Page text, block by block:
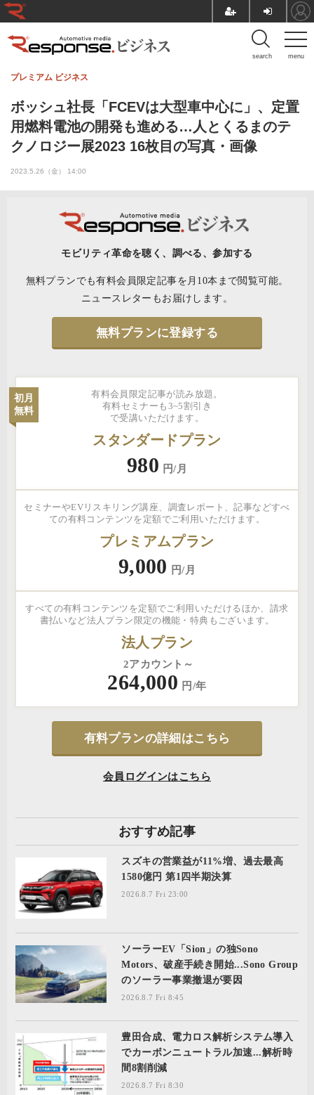
menu
search
ボッシュ社長「FCEVは大型車中心に」、定置
用燃料電池の開発も進める…人とくるまのテ
クノロジー展2023 16枚目の写真・画像
プレミアム ビジネス
2023.5.26（金） 14:00
モビリティ革命を聴く、調べる、参加する
無料プランでも有料会員限定記事を月10本まで閲覧可能。
ニュースレターもお届けします。
無料プランに登録する
有料会員限定記事が読み放題。
有料セミナーも3~5割引き
で受講いただけます。
初月
無料
スタンダードプラン
980 円/月
セミナーやEVリスキリング講座、調査レポート、記事などすべ
ての有料コンテンツを定額でご利用いただけます。
プレミアムプラン
9,000 円/月
すべての有料コンテンツを定額でご利用いただけるほか、請求
書払いなど法人プラン限定の機能・特典もございます。
法人プラン
2アカウント～
264,000 円/年
有料プランの詳細はこちら
会員ログインはこちら
おすすめ記事
スズキの営業益が11%増、過去最高
1580億円 第1四半期決算
2026.8.7 Fri 23:00
ソーラーEV「Sion」の独Sono
Motors、破産手続き開始...Sono Group
のソーラー事業撤退が要因
2026.8.7 Fri 8:45
豊田合成、電力ロス解析システム導入
でカーボンニュートラル加速...解析時
間8割削減
2026.8.7 Fri 8:30